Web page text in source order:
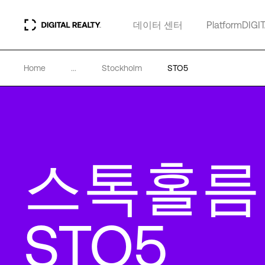
데이터 센터
Home ... Stockholm STO5
스톡홀름
STO5